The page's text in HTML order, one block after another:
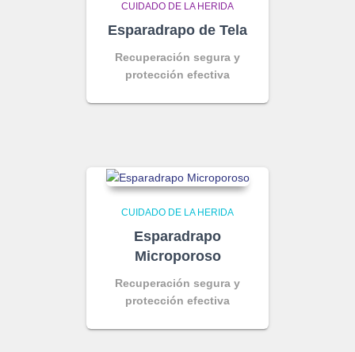
CUIDADO DE LA HERIDA
Esparadrapo de Tela
Recuperación segura y
protección efectiva
CUIDADO DE LA HERIDA
Esparadrapo
Microporoso
Recuperación segura y
protección efectiva